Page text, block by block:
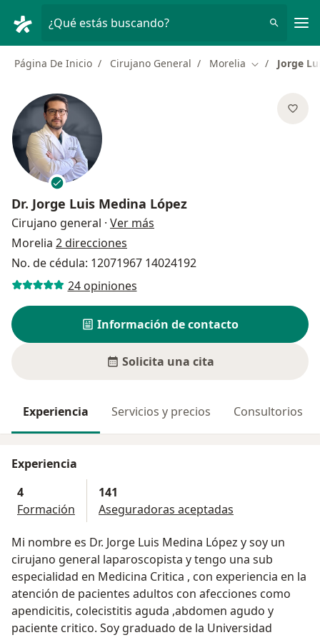
¿Qué estás buscando?
Página De Inicio Cirujano General Morelia Cambiar de
Jorge
Dr. Jorge Luis Medina López
Cirujano general · Ver más
Morelia 2 direcciones
No. de cédula: 12071967 14024192
24 opiniones
Información de contacto
Solicita una cita
Experiencia Servicios y precios Consultorios
Experiencia
4
Formación
141
Aseguradoras aceptadas
Mi nombre es Dr. Jorge Luis Medina López y soy un
cirujano general laparoscopista y tengo una sub
especialidad en Medicina Critica , con experiencia en la
atención de pacientes adultos con afecciones como
apendicitis, colecistitis aguda ,abdomen agudo y
paciente critico. Soy graduado de la Universidad